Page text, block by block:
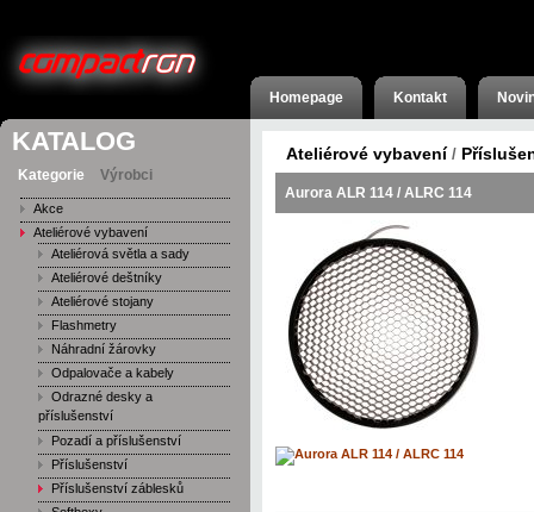
Homepage Kontakt
KATALOG
Kategorie Výrobci
Akce
Ateliérové vybavení
Ateliérová světla a sady
Ateliérové deštníky
Ateliérové stojany
Flashmetry
Náhradní žárovky
Odpalovače a kabely
Odrazné desky a
příslušenství
Pozadí a příslušenství
Příslušenství
Příslušenství záblesků
Ateliérové vybavení /
Aurora ALR 114 / ALRC 114